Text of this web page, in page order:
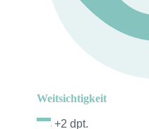
Weitsichtigkeit
bis +2 dpt.